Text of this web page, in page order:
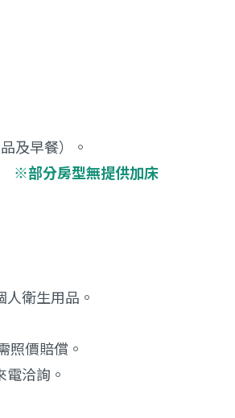
及早餐）。
※部分房型無提供加床
衛生用品。
照價賠償。
洽詢。